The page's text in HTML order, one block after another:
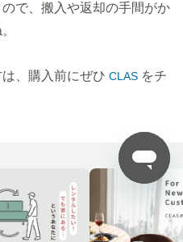
で、搬入や返却の手間がか
、購入前にぜひ CLAS をチ